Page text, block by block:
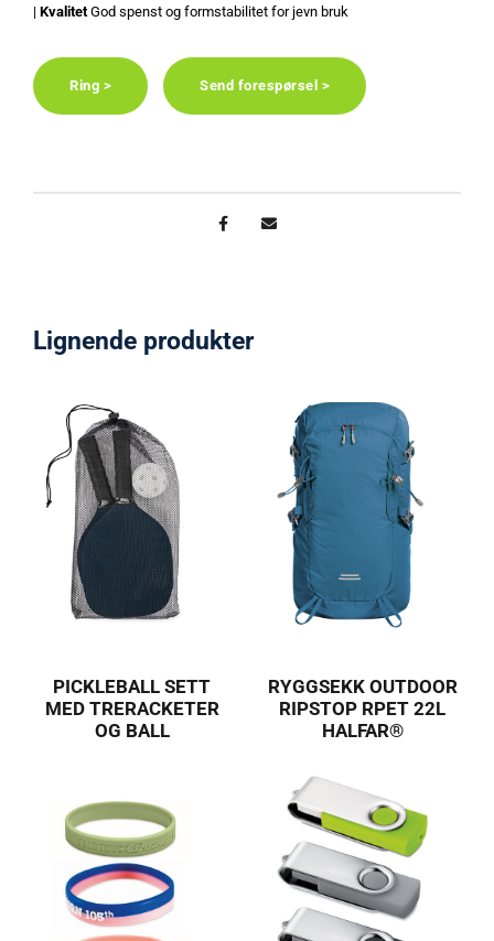
| KvalitetGod spenst og formstabilitet for jevn bruk
Ring > Send forespørsel >
Lignende produkter
PICKLEBALL SETT
MED TRERACKETER
OG BALL
RYGGSEKK OUTDOOR
RIPSTOP RPET 22L
HALFAR®